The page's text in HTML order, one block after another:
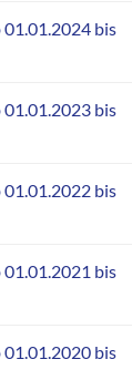
bis
bis
bis
bis
bis